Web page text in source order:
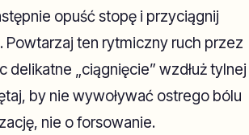
opuść stopę i przyciągnij
Powtarzaj ten rytmiczny ruch przez
delikatne „ciągnięcie” wzdłuż tylnej
by nie wywoływać ostrego bólu
nie o forsowanie.